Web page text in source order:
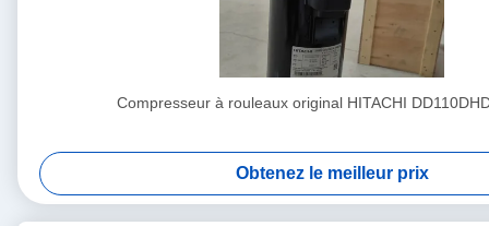
Compresseur à rouleaux original HITACHI
Obtenez le meilleur prix